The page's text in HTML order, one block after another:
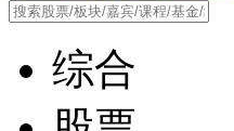
综合